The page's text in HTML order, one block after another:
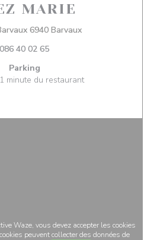
MARIE
6940 Barvaux((ouvre une
086 40 02 65
Parking
minute du restaurant
Waze, vous devez accepter les cookies
peuvent collecter des données de